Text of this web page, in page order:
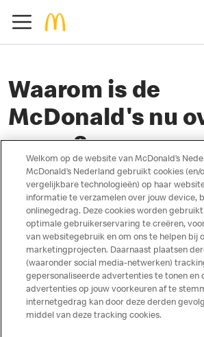
Waarom is de
McDonald's nu
groen?
October 01, 2019
De groene achtergrondkleur hoort bij de
buitenzijde als de binnenzijde van onze
onderdeel van het beleid van McDonald’s om
restaurants zowel van binnen als van buiten
en uitstraling te geven, waarbij kwaliteit,
Welkom op de website van McDonald’s
McDonald’s Nederland gebruikt cookies (en/
vergelijkbare technologieën) op haar
informatie te verzamelen over jouw device,
onlinegedrag. Deze cookies worden
optimale gebruikerservaring te creëren,
van websitegebruik en om ons te helpen bij
marketingprojecten. Daarnaast plaatsen
(waaronder social media-netwerken)
gepersonaliseerde advertenties te tonen en
advertenties op jouw voorkeuren af te
internetgedrag kan door deze derden
middel van deze tracking cookies.